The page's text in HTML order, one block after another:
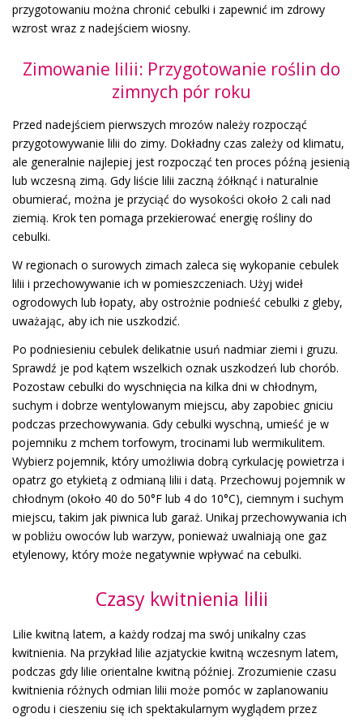
przygotowaniu można chronić cebulki i zapewnić im zdrowy
wzrost wraz z nadejściem wiosny.
Zimowanie lilii: Przygotowanie roślin do
zimnych pór roku
Przed nadejściem pierwszych mrozów należy rozpocząć
przygotowywanie lilii do zimy. Dokładny czas zależy od klimatu,
ale generalnie najlepiej jest rozpocząć ten proces późną jesienią
lub wczesną zimą. Gdy liście lilii zaczną żółknąć i naturalnie
obumierać, można je przyciąć do wysokości około 2 cali nad
ziemią. Krok ten pomaga przekierować energię rośliny do
cebulki.
W regionach o surowych zimach zaleca się wykopanie cebulek
lilii i przechowywanie ich w pomieszczeniach. Użyj wideł
ogrodowych lub łopaty, aby ostrożnie podnieść cebulki z gleby,
uważając, aby ich nie uszkodzić.
Po podniesieniu cebulek delikatnie usuń nadmiar ziemi i gruzu.
Sprawdź je pod kątem wszelkich oznak uszkodzeń lub chorób.
Pozostaw cebulki do wyschnięcia na kilka dni w chłodnym,
suchym i dobrze wentylowanym miejscu, aby zapobiec gniciu
podczas przechowywania. Gdy cebulki wyschną, umieść je w
pojemniku z mchem torfowym, trocinami lub wermikulitem.
Wybierz pojemnik, który umożliwia dobrą cyrkulację powietrza i
opatrz go etykietą z odmianą lilii i datą. Przechowuj pojemnik w
chłodnym (około 40 do 50°F lub 4 do 10°C), ciemnym i suchym
miejscu, takim jak piwnica lub garaż. Unikaj przechowywania ich
w pobliżu owoców lub warzyw, ponieważ uwalniają one gaz
etylenowy, który może negatywnie wpływać na cebulki.
Czasy kwitnienia lilii
Lilie kwitną latem, a każdy rodzaj ma swój unikalny czas
kwitnienia. Na przykład lilie azjatyckie kwitną wczesnym latem,
podczas gdy lilie orientalne kwitną później. Zrozumienie czasu
kwitnienia różnych odmian lilii może pomóc w zaplanowaniu
ogrodu i cieszeniu się ich spektakularnym wyglądem przez